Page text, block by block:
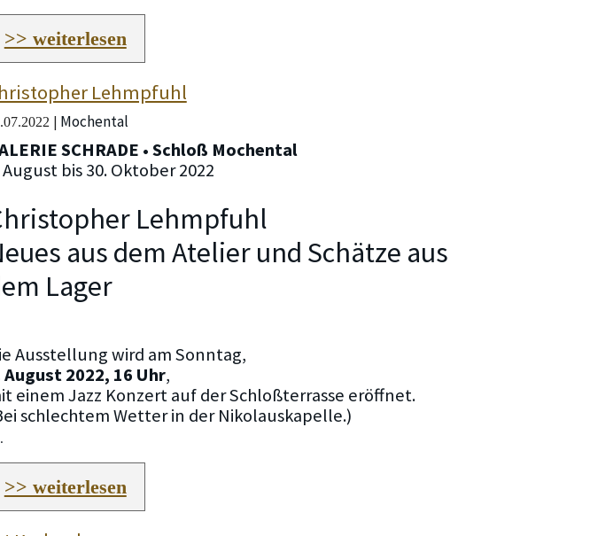
>> weiterlesen
Lehmpfuhl
| Mochental
SCHRADE • Schloß Mochental
August bis 30. Oktober 2022
Lehmpfuhl
aus dem Atelier und Schätze aus
Lager
Ausstellung wird am Sonntag,
August 2022, 16 Uhr,
einem Jazz Konzert auf der Schloßterrasse eröffnet.
schlechtem Wetter in der Nikolauskapelle.)
>> weiterlesen